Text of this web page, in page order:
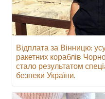
Відплата за Вінницю:
ракетних кораблів
стало результатом
безпеки України.